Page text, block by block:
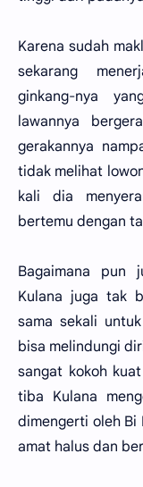
Karena sudah
sekarang
ginkang-nya
lawannya
gerakannya
tidak melihat
kali dia
bertemu dengan
Bagaimana pun
Kulana juga tak
sama sekali
bisa melindungi
sangat kokoh
tiba Kulana
dimengerti oleh Bi
amat halus dan